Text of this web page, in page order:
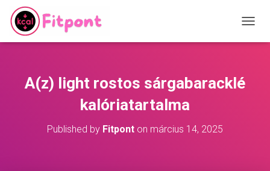
O
A(z) light rostos sárgabaracklé
kalóriatartalma
Published by Fitpont on március 14, 2025